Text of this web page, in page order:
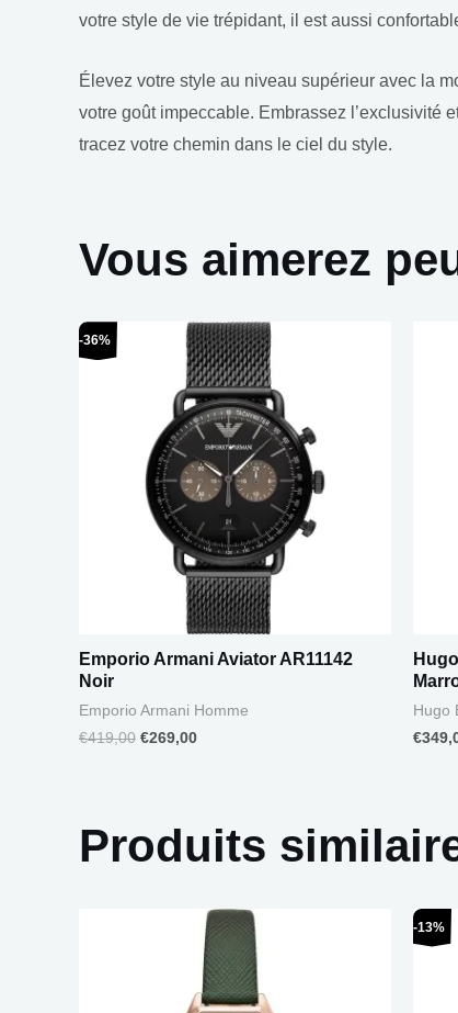
votre style de vie trépidant, il est aussi
Élevez votre style au niveau supérieur avec la
votre goût impeccable. Embrassez l’exclusivité
tracez votre chemin dans le ciel du style.
Vous aimerez
-36%
Emporio Armani Aviator AR11142
Noir
Emporio Armani Homme
€419,00
était :
€419,00.
€269,00
Le
prix
actuel
est :
€269,00.
Hugo
€
Produits
-13%